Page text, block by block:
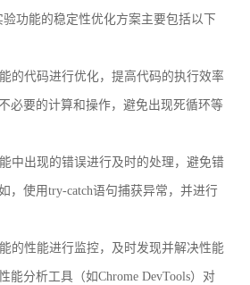
验功能的稳定性优化方案主要包括以下
的代码进行优化，提高代码的执行效率
必要的计算和操作，避免出现死循环等
中出现的错误进行及时的处理，避免错
，使用try-catch语句捕获异常，并进行
的性能进行监控，及时发现并解决性能
能分析工具（如Chrome DevTools）对